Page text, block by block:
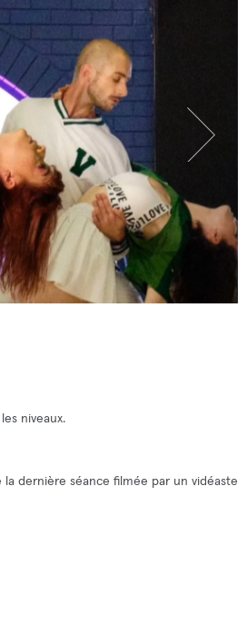
niveaux.
dernière séance filmée par un vidéaste